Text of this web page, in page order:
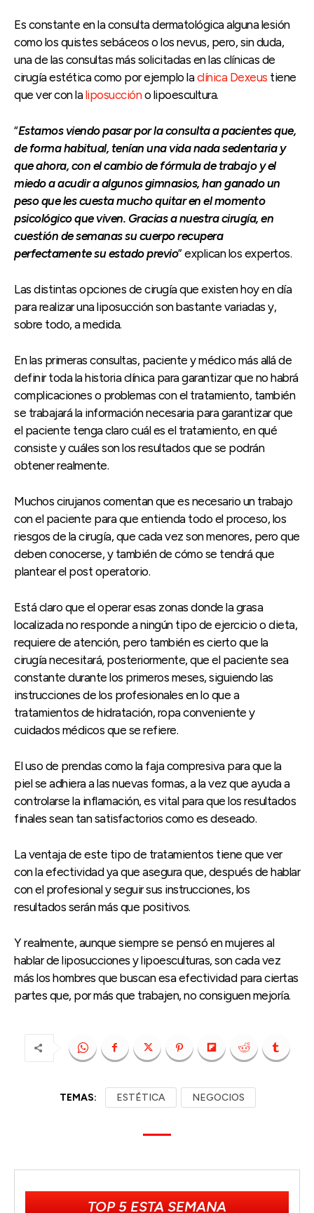
Es constante en la consulta dermatológica alguna lesión
como los quistes sebáceos o los nevus, pero, sin duda,
una de las consultas más solicitadas en las clínicas de
cirugía estética como por ejemplo laclínica Dexeus tiene
que ver con laliposucción o lipoescultura.
“Estamos viendo pasar por la consulta a pacientes que,
de forma habitual, tenían una vida nada sedentaria y
que ahora, con el cambio de fórmula de trabajo y el
miedo a acudir a algunos gimnasios, han ganado un
peso que les cuesta mucho quitar en el momento
psicológico que viven. Gracias a nuestra cirugía, en
cuestión de semanas su cuerpo recupera
perfectamente su estado previo” explican los expertos.
Las distintas opciones de cirugía que existen hoy en día
para realizar una liposucción son bastante variadas y,
sobre todo, a medida.
En las primeras consultas, paciente y médico más allá de
definir toda la historia clínica para garantizar que no habrá
complicaciones o problemas con el tratamiento, también
se trabajará la información necesaria para garantizar que
el paciente tenga claro cuál es el tratamiento, en qué
consiste y cuáles son los resultados que se podrán
obtener realmente.
Muchos cirujanos comentan que es necesario un trabajo
con el paciente para que entienda todo el proceso, los
riesgos de la cirugía, que cada vez son menores, pero que
deben conocerse, y también de cómo se tendrá que
plantear el post operatorio.
Está claro que el operar esas zonas donde la grasa
localizada no responde a ningún tipo de ejercicio o dieta,
requiere de atención, pero también es cierto que la
cirugía necesitará, posteriormente, que el paciente sea
constante durante los primeros meses, siguiendo las
instrucciones de los profesionales en lo que a
tratamientos de hidratación, ropa conveniente y
cuidados médicos que se refiere.
El uso de prendas como la faja compresiva para que la
piel se adhiera a las nuevas formas, a la vez que ayuda a
controlarse la inflamación, es vital para que los resultados
finales sean tan satisfactorios como es deseado.
La ventaja de este tipo de tratamientos tiene que ver
con la efectividad ya que asegura que, después de hablar
con el profesional y seguir sus instrucciones, los
resultados serán más que positivos.
Y realmente, aunque siempre se pensó en mujeres al
hablar de liposucciones y lipoesculturas, son cada vez
más los hombres que buscan esa efectividad para ciertas
partes que, por más que trabajen, no consiguen mejoría.
TEMAS: ESTÉTICA NEGOCIOS
TOP 5 ESTA SEMANA